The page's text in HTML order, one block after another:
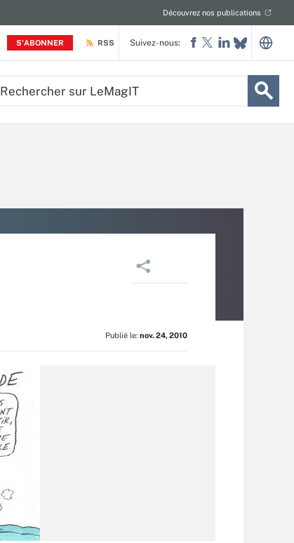
S'ABONNER
Découvrez nos publications
RSS Suivez-nous:
Publié le: nov. 24, 2010